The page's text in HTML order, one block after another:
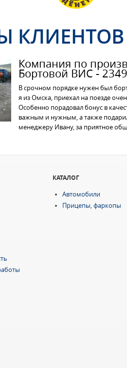
КЛИЕНТОВ
Компания по
Бортовой ВИС - 2349
В срочном порядке нужен был
я из Омска, приехал на поезде
Особенно порадовал бонус в
важным и нужным, а также
менеджеру Ивану, за приятное
КАТАЛОГ
Автомобили
Прицепы, фаркопы